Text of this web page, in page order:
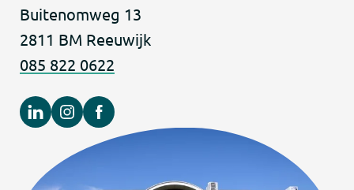
Buitenomweg 13
2811 BM Reeuwijk
085 822 0622